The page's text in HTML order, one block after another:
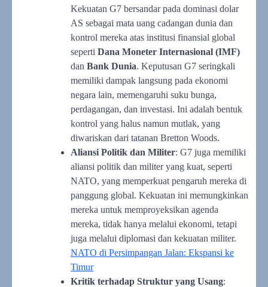
Kekuatan G7 bersandar pada dominasi dolar
AS sebagai mata uang cadangan dunia dan
kontrol mereka atas institusi finansial global
seperti Dana Moneter Internasional (IMF)
dan Bank Dunia. Keputusan G7 seringkali
memiliki dampak langsung pada ekonomi
negara lain, memengaruhi suku bunga,
perdagangan, dan investasi. Ini adalah bentuk
kontrol yang halus namun mutlak, yang
diwariskan dari tatanan Bretton Woods.
Aliansi Politik dan Militer: G7 juga memiliki
aliansi politik dan militer yang kuat, seperti
NATO, yang memperkuat pengaruh mereka di
panggung global. Kekuatan ini memungkinkan
mereka untuk memproyeksikan agenda
mereka, tidak hanya melalui ekonomi, tetapi
juga melalui diplomasi dan kekuatan militer.
NATO di Persimpangan Jalan: Ekspansi ke
Timur
Kritik terhadap Struktur yang Usang: